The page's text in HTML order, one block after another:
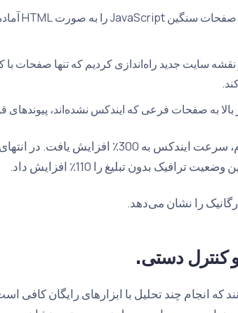
سایت جدید راه‌اندازی کردیم که تنها صفحات با
بالا به صفحات فرعی که ایندکس نشده‌اند، پیوندهای
نتیجه فوق‌العاده بود. در انتهای هفته دوم، سرعت ایندکس به
انجام چند تحلیل با ابزارهای رایگان کافی